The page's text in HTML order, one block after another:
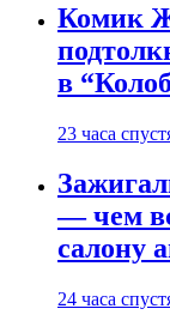
Комик
в
23 часа
— чем
салону
24 часа